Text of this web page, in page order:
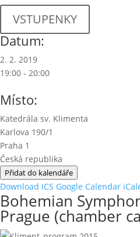
VSTUPENKY
Datum:
2. 2. 2019
19:00 - 20:00
Místo:
Katedrála sv. Klimenta
Karlova 190/1
Praha 1
Česká republika
Přidat do kalendáře
Download ICS Google Calendar
Bohemian
Prague (chamber